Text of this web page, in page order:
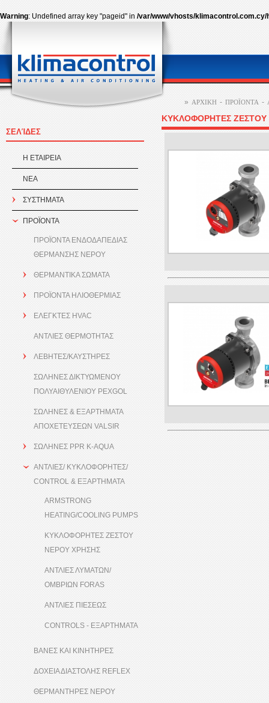
Warning: Undefined array key "pageid" in /var/www/vhosts/
ΣΕΛΊΔΕΣ
Η ΕΤΑΙΡEΙΑ
ΝΕΑ
ΣΥΣΤΗΜΑΤΑ
ΠΡΟÏΟΝΤΑ
ΠΡΟΪΟΝΤΑ ΕΝΔΟΔΑΠΕΔΙΑΣ
ΘΕΡΜΑΝΣΗΣ ΝΕΡΟΥ
ΘΕΡΜΑΝΤΙΚΑ ΣΩΜΑΤΑ
ΠΡΟΪΟΝΤΑ ΗΛΙΟΘΕΡΜΙΑΣ
ΕΛΕΓΚΤΕΣ HVAC
ΑΝΤΛΙΕΣ ΘΕΡΜΟΤΗΤΑΣ
ΛΕΒΗΤΕΣ/ΚΑΥΣΤΗΡΕΣ
ΣΩΛΗΝΕΣ ΔΙΚΤΥΩΜΕΝΟΥ
ΠΟΛΥΑΙΘΥΛΕΝΙΟΥ PEXGOL
ΣΩΛΗΝΕΣ & ΕΞΑΡΤΗΜΑΤΑ
ΑΠΟΧΕΤΕΥΣΕΩΝ VALSIR
ΣΩΛΗΝΕΣ PPR K-AQUA
ΑΝΤΛΙΕΣ/ ΚΥΚΛΟΦΟΡΗΤΕΣ/
CONTROL & ΕΞΑΡΤΗΜΑΤΑ
ARMSTRONG
HEATING/COOLING PUMPS
ΚΥΚΛΟΦΟΡΗΤΕΣ ΖΕΣΤΟΥ
ΝΕΡΟΥ ΧΡΗΣΗΣ
ΑΝΤΛΙΕΣ ΛΥΜΑΤΩΝ/
ΟΜΒΡΙΩΝ FORAS
ΑΝΤΛΙΕΣ ΠΙΕΣΕΩΣ
CONTROLS - ΕΞΑΡΤΗΜΑΤΑ
ΒΑΝΕΣ ΚΑΙ ΚΙΝΗΤΗΡΕΣ
ΔΟΧΕΙΑ ΔΙΑΣΤΟΛΗΣ REFLEX
ΘΕΡΜΑΝΤΗΡΕΣ ΝΕΡΟΥ
» ΑΡΧΙΚΗ - ΠΡΟÏΟΝΤΑ -
ΚΥΚΛΟΦΟΡΗΤΕΣ ΖΕΣΤΟΥ